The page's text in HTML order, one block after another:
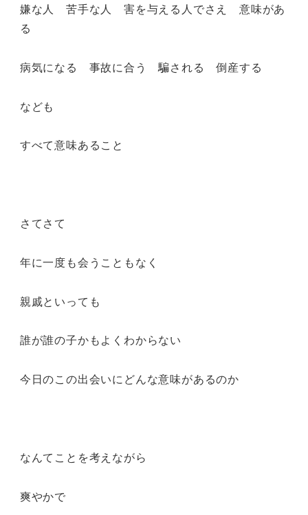
嫌な人 苦手な人 害を与える人でさえ 意味があ
る
病気になる 事故に合う 騙される 倒産する
なども
すべて意味あること
さてさて
年に一度も会うこともなく
親戚といっても
誰が誰の子かもよくわからない
今日のこの出会いにどんな意味があるのか
なんてことを考えながら
爽やかで